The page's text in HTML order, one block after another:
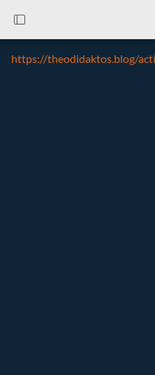
https://theodidaktos.blog/